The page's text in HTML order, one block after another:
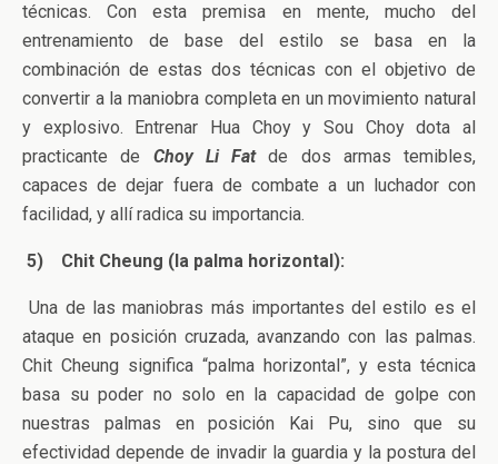
técnicas. Con esta premisa en mente, mucho del
entrenamiento de base del estilo se basa en la
combinación de estas dos técnicas con el objetivo de
convertir a la maniobra completa en un movimiento natural
y explosivo. Entrenar Hua Choy y Sou Choy dota al
practicante de Choy Li Fatde dos armas temibles,
capaces de dejar fuera de combate a un luchador con
facilidad, y allí radica su importancia.
5) Chit Cheung (la palma horizontal):
Una de las maniobras más importantes del estilo es el
ataque en posición cruzada, avanzando con las palmas.
Chit Cheung significa “palma horizontal”, y esta técnica
basa su poder no solo en la capacidad de golpe con
nuestras palmas en posición Kai Pu, sino que su
efectividad depende de invadir la guardia y la postura del